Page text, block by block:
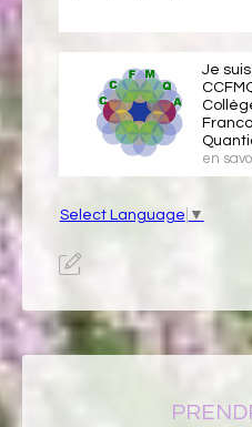
Je
en
Select Language ▼